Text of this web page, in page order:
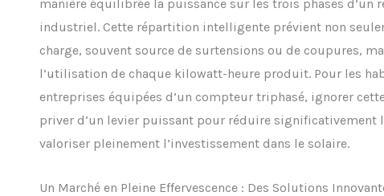
manière équilibrée la puissance sur les trois phases d’un
industriel. Cette répartition intelligente prévient non
charge, souvent source de surtensions ou de coupures,
l’utilisation de chaque kilowatt-heure produit. Pour les
entreprises équipées d’un compteur triphasé, ignorer
priver d’un levier puissant pour réduire significativement
valoriser pleinement l’investissement dans le solaire.
Un Marché en Pleine Effervescence : Des Solutions